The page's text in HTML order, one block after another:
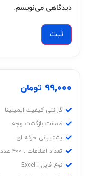
دیدگاهی می‌نویسم.
99,000 تومان
گارانتی کیفیت ایمیلینا
ضمانت بازگشت وجه
پشتیبانی حرفه ای
تعداد اطلاعات : ۴۰۰ عدد
نوع فایل : Excel